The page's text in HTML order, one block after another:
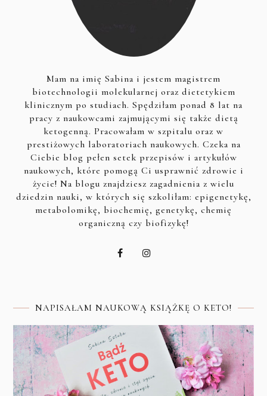
Mam na imię Sabina i jestem magistrem
biotechnologii molekularnej oraz dietetykiem
klinicznym po studiach. Spędziłam ponad 8 lat na
pracy z naukowcami zajmującymi się także dietą
ketogenną. Pracowałam w szpitalu oraz w
prestiżowych laboratoriach naukowych. Czeka na
Ciebie blog pełen setek przepisów i artykułów
naukowych, które pomogą Ci usprawnić zdrowie i
życie! Na blogu znajdziesz zagadnienia z wielu
dziedzin nauki, w których się szkoliłam: epigenetykę,
metabolomikę, biochemię, genetykę, chemię
organiczną czy biofizykę!
NAPISAŁAM NAUKOWĄ KSIĄŻKĘ O KETO!